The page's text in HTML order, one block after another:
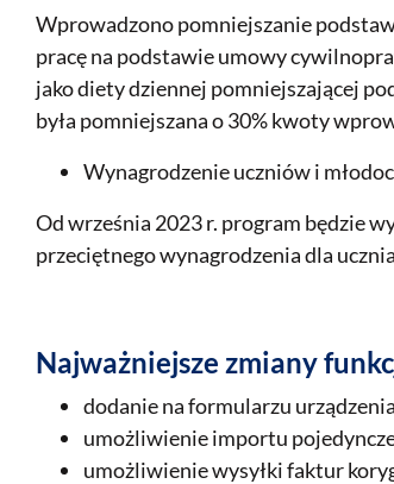
Wprowadzono pomniejszanie
pracę na podstawie umowy
jako diety dziennej pomniejszającej
była pomniejszana o 30% kwoty
Wynagrodzenie uczniów i
Od września 2023 r. program będzie
przeciętnego wynagrodzenia dla
Najważniejsze zmiany
dodanie na formularzu
umożliwienie importu
umożliwienie wysyłki faktur